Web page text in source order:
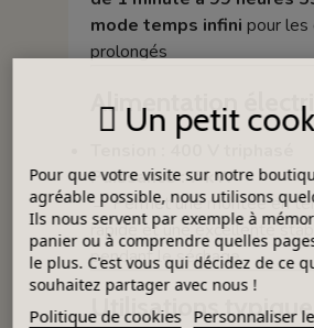
mode temps infini pour les
prolongés
Alimentation
Puissance : 7 kW
→ Permet une montée en
rapide et une excellente
pendant le séchage.
Utilisations
Un petit
Pour que votre visite sur notre
agréable possible, nous utilisons
Ils nous servent par exemple à
panier ou à comprendre quelles
le plus. C'est vous qui décidez de ce
souhaitez partager avec nous !
Politique de cookies Personnaliser